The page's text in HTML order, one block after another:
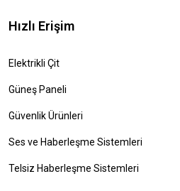
Hızlı Erişim
Elektrikli Çit
Güneş Paneli
Güvenlik Ürünleri
Ses ve Haberleşme Sistemleri
Telsiz Haberleşme Sistemleri